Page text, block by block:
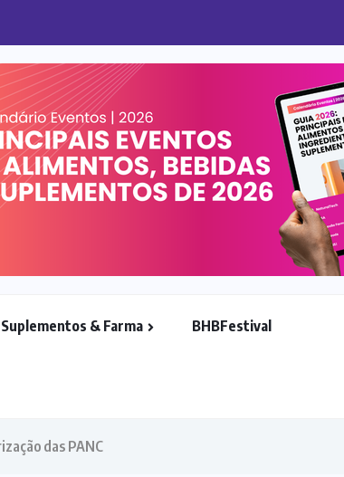
Suplementos & Farma BHBFestival
das PANC